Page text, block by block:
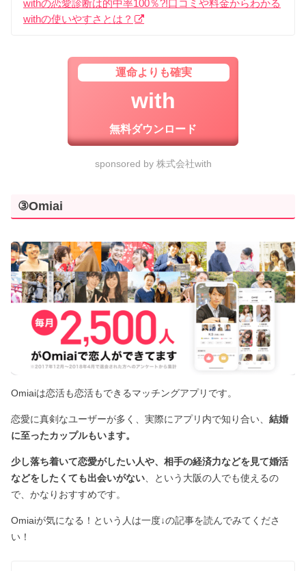
withの恋愛診断は的中率100％?!口コミや料金からわかる
withの使いやすさとは？
運命よりも確実
with
無料ダウンロード
sponsored by 株式会社with
③Omiai
Omiaiは恋活も恋活もできるマッチングアプリです。
恋愛に真剣なユーザーが多く、実際にアプリ内で知り合い、結婚
に至ったカップルもいます。
少し落ち着いて恋愛がしたい人や、相手の経済力などを見て婚活
などをしたくても出会いがない 、という大阪の人でも使えるの
で、かなりおすすめです。
Omiaiが気になる！という人は一度↓の記事を読んでみてくださ
い！